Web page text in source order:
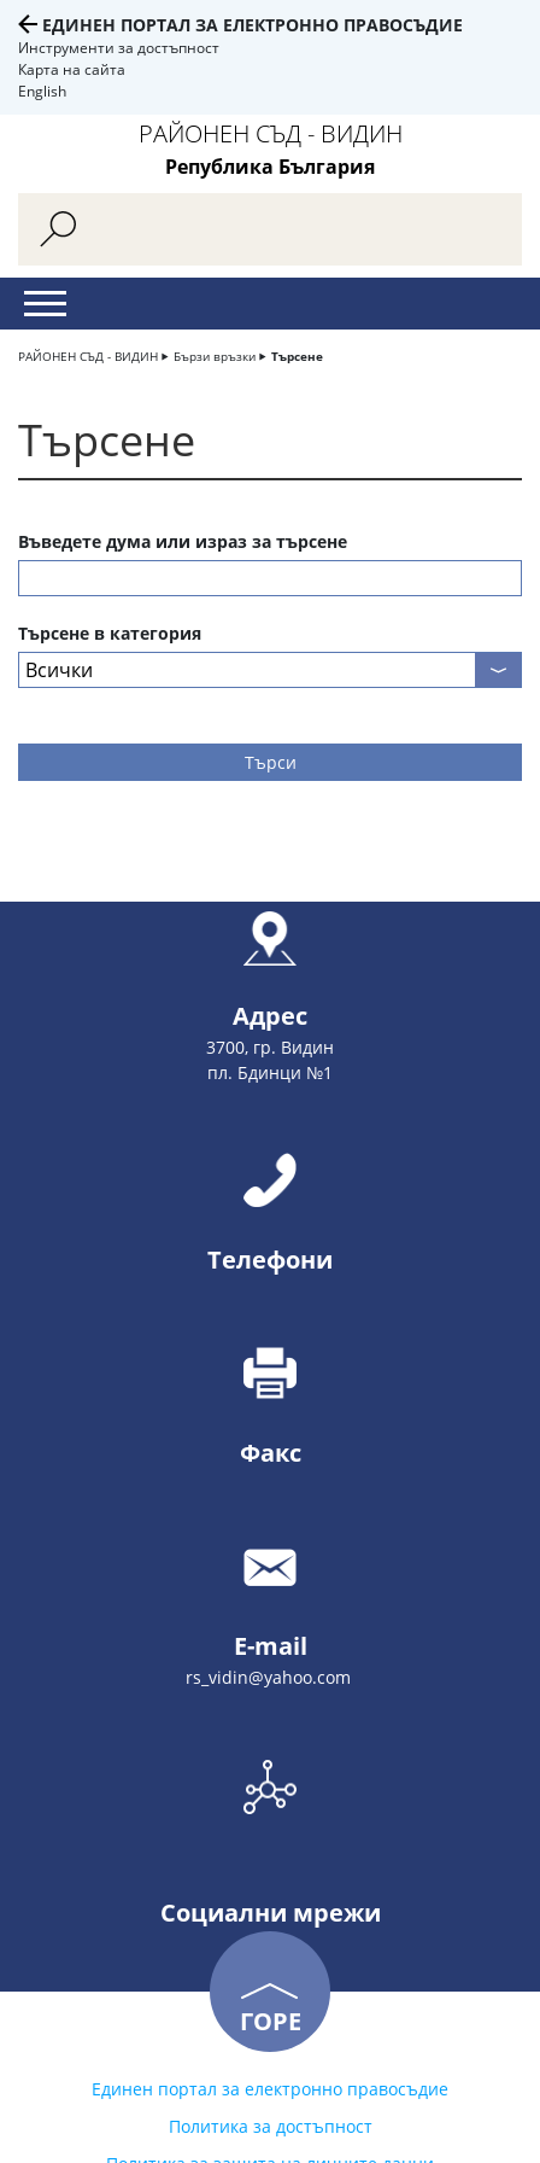
ЕДИНЕН ПОРТАЛ ЗА ЕЛЕКТРОННО ПРАВОСЪДИЕ
Инструменти за достъпност
Карта на сайта
English
РАЙОНЕН СЪД - ВИДИН
Република България
РАЙОНЕН СЪД - ВИДИН Бързи връзки Търсене
Търсене
Въведете дума или израз за търсене
Търсене в категория
Търси
Адрес
3700, гр. Видин
пл. Бдинци №1
Телефони
Факс
E-mail
rs_vidin@yahoo.com
Социални мрежи
ГОРЕ
Единен портал за електронно правосъдие
Политика за достъпност